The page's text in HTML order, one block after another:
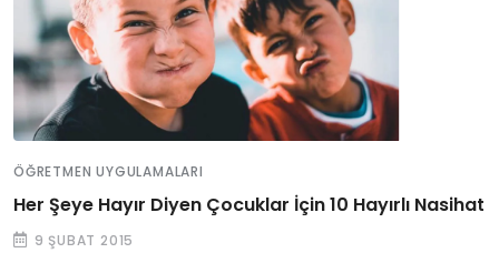
ÖĞRETMEN UYGULAMALARI
Her Şeye Hayır Diyen Çocuklar İçin 10 Hayırlı Nasihat
9 ŞUBAT 2015